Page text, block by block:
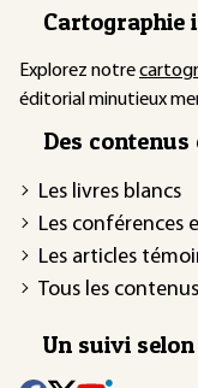
Cartographie
Explorez notre
éditorial minutieux
Des contenus
Les livres blancs
Les conférences
Les articles
Tous les
Un suivi